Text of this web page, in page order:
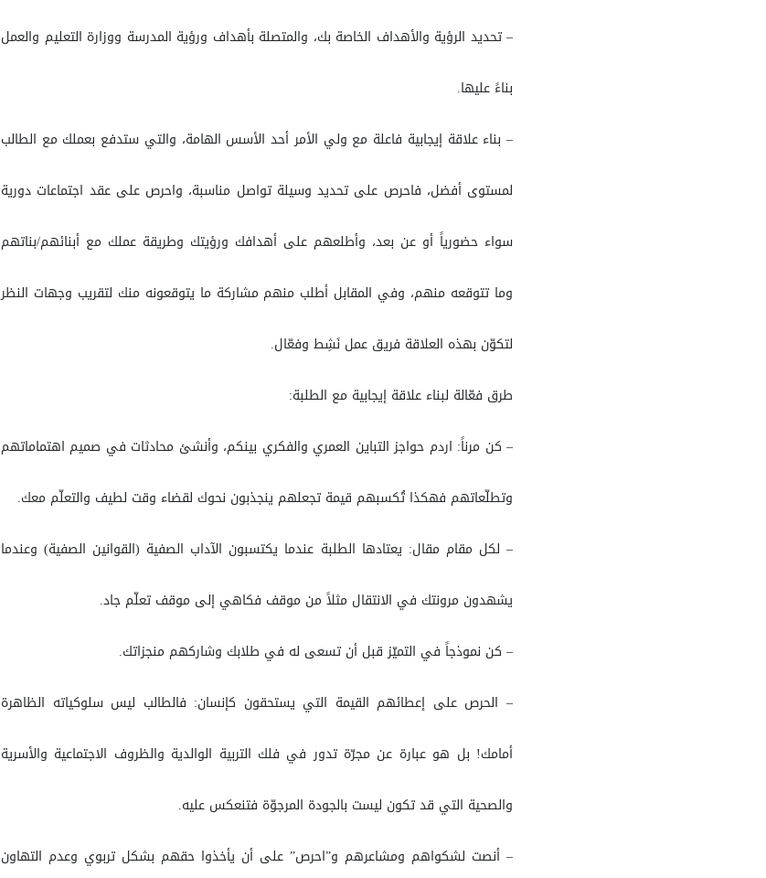
– تحديد الرؤية والأهداف الخاصة بك، والمتصلة بأهداف ورؤية المدرسة ووزارة التعليم والعمل
بناءً عليها.
– بناء علاقة إيجابية فاعلة مع ولي الأمر أحد الأسس الهامة، والتي ستدفع بعملك مع الطالب
لمستوى أفضل، فاحرص على تحديد وسيلة تواصل مناسبة، واحرص على عقد اجتماعات دورية
سواء حضورياً أو عن بعد، وأطلعهم على أهدافك ورؤيتك وطريقة عملك مع أبنائهم/بناتهم
وما تتوقعه منهم، وفي المقابل أطلب منهم مشاركة ما يتوقعونه منك لتقريب وجهات النظر
لتكوّن بهذه العلاقة فريق عمل نَشِط وفعّال.
طرق فعّالة لبناء علاقة إيجابية مع الطلبة:
– كن مرناً: اردم حواجز التباين العمري والفكري بينكم، وأنشئ محادثات في صميم اهتماماتهم
وتطلّعاتهم فهكذا تُكسبهم قيمة تجعلهم ينجذبون نحوك لقضاء وقت لطيف والتعلّم معك.
– لكل مقام مقال: يعتادها الطلبة عندما يكتسبون الآداب الصفية (القوانين الصفية) وعندما
يشهدون مرونتك في الانتقال مثلاً من موقف فكاهي إلى موقف تعلّم جاد.
– كن نموذجاً في التميّز قبل أن تسعى له في طلابك وشاركهم منجزاتك.
– الحرص على إعطائهم القيمة التي يستحقون كإنسان: فالطالب ليس سلوكياته الظاهرة
أمامك! بل هو عبارة عن مجرّة تدور في فلك التربية الوالدية والظروف الاجتماعية والأسرية
والصحية التي قد تكون ليست بالجودة المرجوّة فتنعكس عليه.
– أنصت لشكواهم ومشاعرهم و”احرص” على أن يأخذوا حقهم بشكل تربوي وعدم التهاون